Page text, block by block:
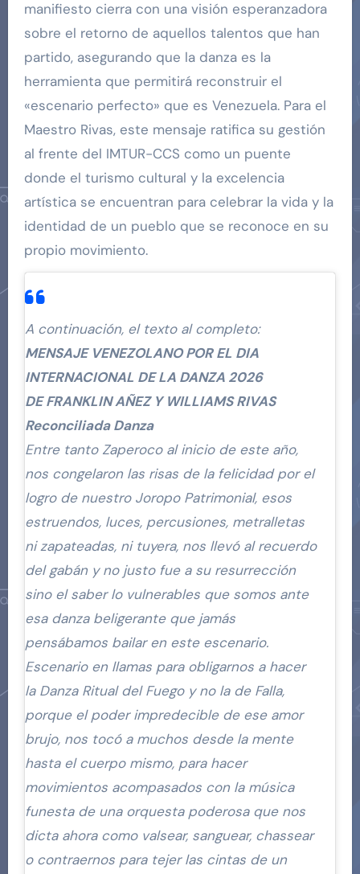
manifiesto cierra con una visión esperanzadora
sobre el retorno de aquellos talentos que han
partido, asegurando que la danza es la
herramienta que permitirá reconstruir el
«escenario perfecto» que es Venezuela. Para el
Maestro Rivas, este mensaje ratifica su gestión
al frente del IMTUR-CCS como un puente
donde el turismo cultural y la excelencia
artística se encuentran para celebrar la vida y la
identidad de un pueblo que se reconoce en su
propio movimiento.
A continuación, el texto al completo:
MENSAJE VENEZOLANO POR EL DIA
INTERNACIONAL DE LA DANZA 2026
DE FRANKLIN AÑEZ Y WILLIAMS RIVAS
Reconciliada Danza
Entre tanto Zaperoco al inicio de este año,
nos congelaron las risas de la felicidad por el
logro de nuestro Joropo Patrimonial, esos
estruendos, luces, percusiones, metralletas
ni zapateadas, ni tuyera, nos llevó al recuerdo
del gabán y no justo fue a su resurrección
sino el saber lo vulnerables que somos ante
esa danza beligerante que jamás
pensábamos bailar en este escenario.
Escenario en llamas para obligarnos a hacer
la Danza Ritual del Fuego y no la de Falla,
porque el poder impredecible de ese amor
brujo, nos tocó a muchos desde la mente
hasta el cuerpo mismo, para hacer
movimientos acompasados con la música
funesta de una orquesta poderosa que nos
dicta ahora como valsear, sanguear, chassear
o contraernos para tejer las cintas de un